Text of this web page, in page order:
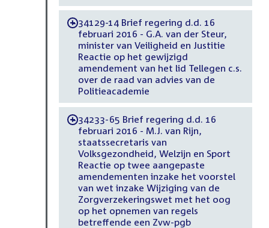
-34129-14 Brief regering d.d. 16
februari 2016 - G.A. van der Steur,
minister van Veiligheid en Justitie
Reactie op het gewijzigd
amendement van het lid Tellegen c.s.
over de raad van advies van de
Politieacademie
-34233-65 Brief regering d.d. 16
februari 2016 - M.J. van Rijn,
staatssecretaris van
Volksgezondheid, Welzijn en Sport
Reactie op twee aangepaste
amendementen inzake het voorstel
van wet inzake Wijziging van de
Zorgverzekeringswet met het oog
op het opnemen van regels
betreffende een Zvw-pgb